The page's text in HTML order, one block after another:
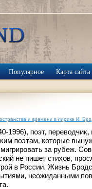
Популярное Карта сайта
и времени в лирике И.
1996), поэт, переводчик,
поэтам, которые
за рубеж.
не пишет стихов,
в России. Жизнь
неожиданными